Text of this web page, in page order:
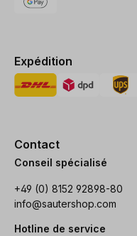
Expédition
Contact
Conseil spécialisé
+49 (0) 8152 92898-80
info@sautershop.com
Hotline de service